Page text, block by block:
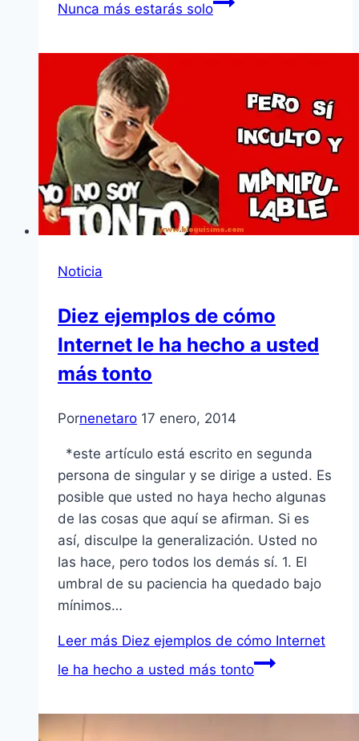
Nunca más estarás solo
Noticia
Diez ejemplos de cómo
Internet le ha hecho a usted
más tonto
Pornenetaro 17 enero, 2014
*este artículo está escrito en segunda
persona de singular y se dirige a usted. Es
posible que usted no haya hecho algunas
de las cosas que aquí se afirman. Si es
así, disculpe la generalización. Usted no
las hace, pero todos los demás sí. 1. El
umbral de su paciencia ha quedado bajo
mínimos…
Leer más Diez ejemplos de cómo Internet
le ha hecho a usted más tonto